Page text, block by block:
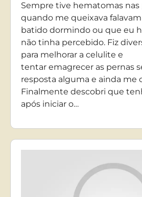
Sempre tive hematomas nas
quando me queixava
batido dormindo ou que eu
não tinha percebido. Fiz
para melhorar a celulite e
tentar emagrecer as pernas
resposta alguma e ainda me
Finalmente descobri que
após iniciar o…